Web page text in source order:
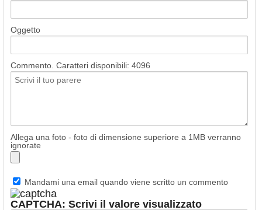
Oggetto
Commento. Caratteri disponibili: 4096
Allega una foto - foto di dimensione superiore a 1MB verranno
ignorate
Mandami una email quando viene scritto un commento
CAPTCHA: Scrivi il valore visualizzato